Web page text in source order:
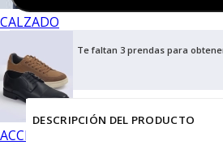
CALZADO
ACCESORIOS
Te faltan 3 prendas para
DESCRIPCIÓN DEL PRODUCTO